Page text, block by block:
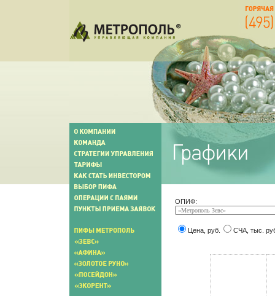
ОПИФ:
Цена, руб. СЧА, тыс.